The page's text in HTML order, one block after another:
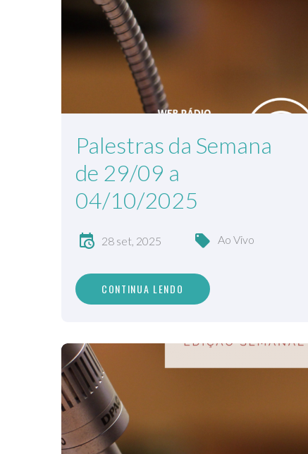
Palestras da Semana
de 29/09 a
04/10/2025
28 set, 2025 Ao Vivo
CONTINUA LENDO